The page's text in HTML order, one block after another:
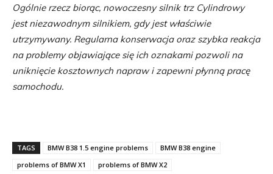
Ogólnie rzecz biorąc, nowoczesny silnik trz Cylindrowy
jest niezawodnym silnikiem, gdy jest właściwie
utrzymywany. Regularna konserwacja oraz szybka reakcja
na problemy objawiające się ich oznakami pozwoli na
uniknięcie kosztownych napraw i zapewni płynną pracę
samochodu.
TAGS BMW B38 1.5 engine problems
BMW B38 engine
problems of BMW X1
problems of BMW X2